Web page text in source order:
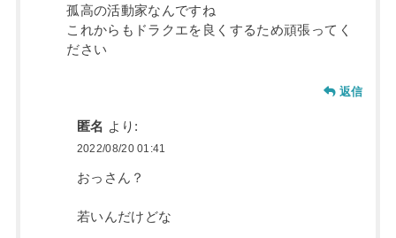
孤高の活動家なんですね
これからもドラクエを良くするため頑張ってく
ださい
返信
匿名 より:
2022/08/20 01:41
おっさん？
若いんだけどな